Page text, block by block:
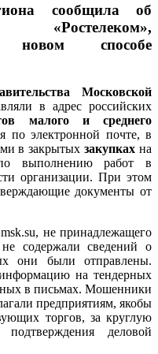
сообщила об
новом способе
Московской
в адрес российских
малого и среднего
по электронной почте, в
в закрытыхзакупках на
выполнению работ в
организации. При этом
документы от
не принадлежащего
содержали сведений о
они были отправлены.
на тендерных
в письмах. Мошенники
предприятиям, якобы
торгов, за круглую
деловой